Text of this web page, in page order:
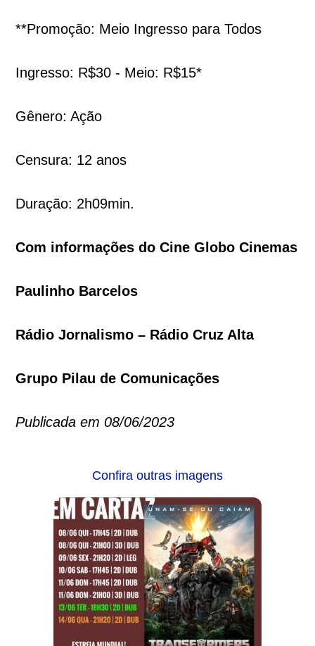
**Promoção: Meio Ingresso para Todos
Ingresso: R$30 - Meio: R$15*
Gênero: Ação
Censura: 12 anos
Duração: 2h09min.
Com informações do Cine Globo Cinemas
Paulinho Barcelos
Rádio Jornalismo – Rádio Cruz Alta
Grupo Pilau de Comunicações
Publicada em 08/06/2023
Confira outras imagens